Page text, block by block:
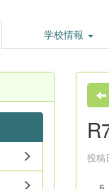
学校情報
投稿